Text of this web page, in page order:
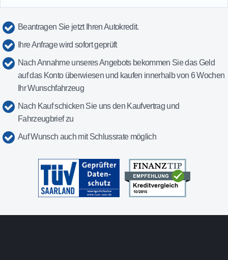
Beantragen Sie jetzt Ihren Autokredit.
Ihre Anfrage wird sofort geprüft
Nach Annahme unseres Angebots bekommen Sie das Geld
auf das Konto überwiesen und kaufen innerhalb von 6 Wochen
Ihr Wunschfahrzeug
Nach Kauf schicken Sie uns den Kaufvertrag und
Fahrzeugbrief zu
Auf Wunsch auch mit Schlussrate möglich